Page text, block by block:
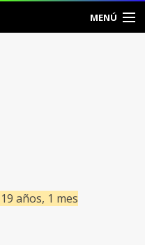
MENÚ
años, 1 mes